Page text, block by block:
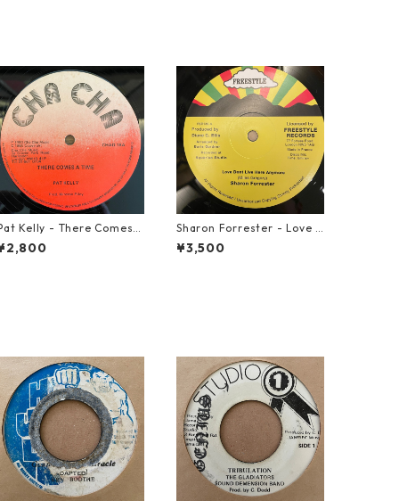
Kelly - There Comes A
【12-50057】
Sharon Forrester - Love D
on't Live Here Anymore
【12-50068】
¥3,500